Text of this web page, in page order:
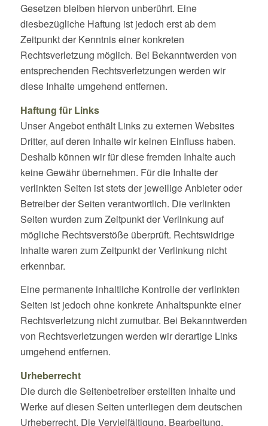
Gesetzen bleiben hiervon unberührt. Eine
diesbezügliche Haftung ist jedoch erst ab dem
Zeitpunkt der Kenntnis einer konkreten
Rechtsverletzung möglich. Bei Bekanntwerden von
entsprechenden Rechtsverletzungen werden wir
diese Inhalte umgehend entfernen.
Haftung für Links
Unser Angebot enthält Links zu externen Websites
Dritter, auf deren Inhalte wir keinen Einfluss haben.
Deshalb können wir für diese fremden Inhalte auch
keine Gewähr übernehmen. Für die Inhalte der
verlinkten Seiten ist stets der jeweilige Anbieter oder
Betreiber der Seiten verantwortlich. Die verlinkten
Seiten wurden zum Zeitpunkt der Verlinkung auf
mögliche Rechtsverstöße überprüft. Rechtswidrige
Inhalte waren zum Zeitpunkt der Verlinkung nicht
erkennbar.
Eine permanente inhaltliche Kontrolle der verlinkten
Seiten ist jedoch ohne konkrete Anhaltspunkte einer
Rechtsverletzung nicht zumutbar. Bei Bekanntwerden
von Rechtsverletzungen werden wir derartige Links
umgehend entfernen.
Urheberrecht
Die durch die Seitenbetreiber erstellten Inhalte und
Werke auf diesen Seiten unterliegen dem deutschen
Urheberrecht. Die Vervielfältigung, Bearbeitung,